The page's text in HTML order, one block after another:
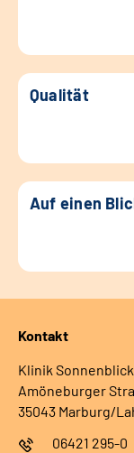
Qualität
Auf einen
Kontakt
Klinik Sonnenblick
Amöneburger
35043 Marburg/
06421 295-0